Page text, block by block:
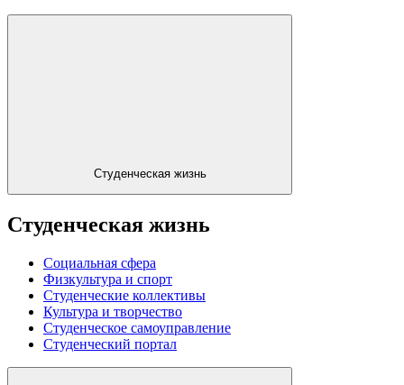
Студенческая жизнь
Студенческая жизнь
Социальная сфера
Физкультура и спорт
Студенческие коллективы
Культура и творчество
Студенческое самоуправление
Студенческий портал